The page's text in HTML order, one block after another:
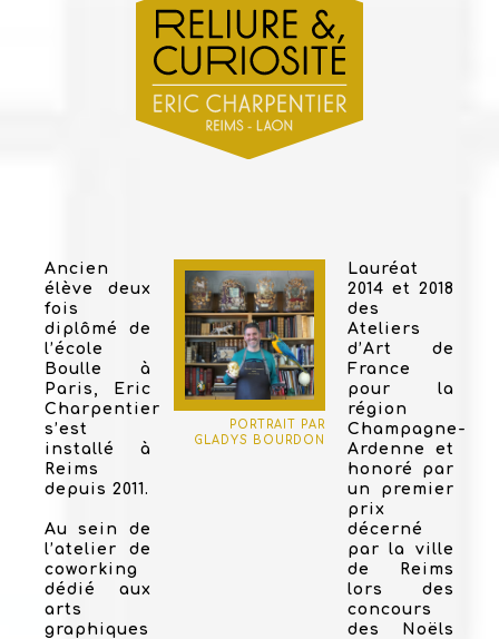
Ancien
élève deux
fois
diplômé de
l’école
Boulle à
Paris, Eric
Charpentier
s’est
installé à
Reims
depuis 2011.
Au sein de
l’atelier de
coworking
dédié aux
arts
graphiques
PORTRAIT PAR
GLADYS BOURDON
Lauréat
2014 et 2018
des
Ateliers
d’Art de
France
pour la
région
Champagne-
Ardenne et
honoré par
un premier
prix
décerné
par la ville
de Reims
lors des
concours
des Noëls